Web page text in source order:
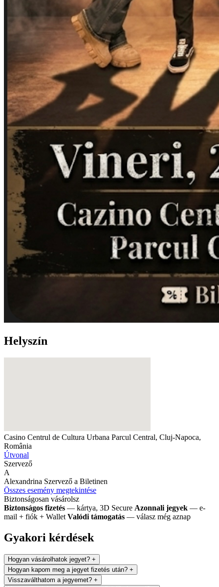
Helyszín
Casino Centrul de Cultura Urbana Parcul Central, Cluj-Napoca,
România
Útvonal
Szervező
A
Alexandrina Szervező a Biletinen
Összes esemény megtekintése
Biztonságosan vásárolsz
Biztonságos fizetés — kártya, 3D Secure Azonnali jegyek — e-
mail + fiók + Wallet Valódi támogatás — válasz még aznap
Gyakori kérdések
Hogyan vásárolhatok jegyet? +
Hogyan kapom meg a jegyet fizetés után? +
Visszaválthatom a jegyemet? +